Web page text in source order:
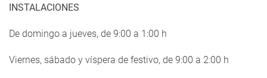
INSTALACIONES
De domingo a jueves, de 9:00 a 1:00 h
Viernes, sábado y víspera de festivo, de 9:00 a 2:00 h